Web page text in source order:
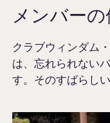
メンバー
クラブウィンダム
は、忘れられない
す。そのすばらし